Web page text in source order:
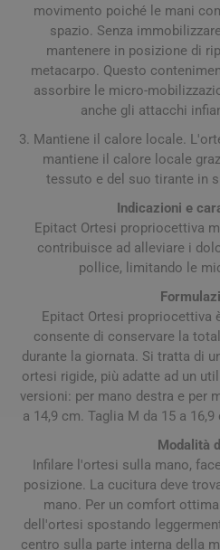
movimento poiché le mani
spazio. Senza
mantenere in posizione di
metacarpo. Questo
assorbire le micro-
anche gli attacchi
3. Mantiene il calore locale.
mantiene il calore locale
tessuto e del suo tirante in
Indicazioni e
Epitact Ortesi propriocettiva
contribuisce ad alleviare i
pollice, limitando le
Epitact Ortesi propriocettiva
consente di conservare la
durante la giornata. Si tratta di
ortesi rigide, più adatte ad un
versioni: per mano destra e per
a 14,9 cm. Taglia M da 15 a
Modalità
Infilare l'ortesi sulla mano,
posizione. La cucitura deve
mano. Per un comfort
dell'ortesi spostando
centro sulla parte interna della